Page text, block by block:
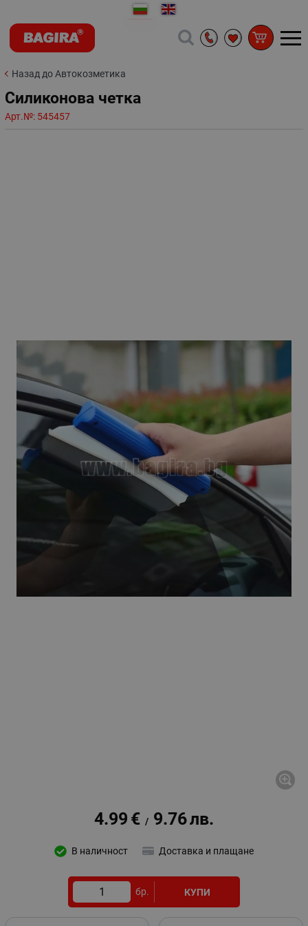
Назад до Автокозметика
Силиконова четка
Арт.№: 545457
4.99 € / 9.76лв.
В наличност Доставка и плащане
бр. КУПИ